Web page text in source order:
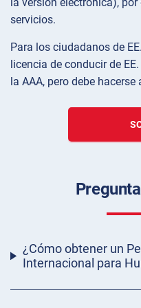
la versión electrónica),
servicios.
Para los ciudadanos de
licencia de conducir de
la AAA, pero debe
¿Cómo obtener un
Internacional para